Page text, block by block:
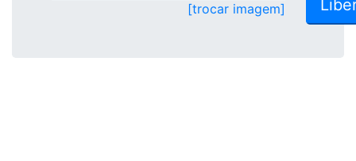
[trocar imagem]